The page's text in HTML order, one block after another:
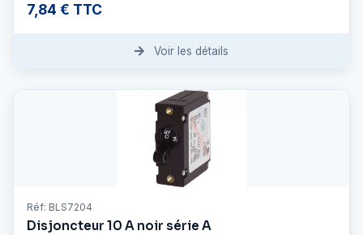
7,84 € TTC
Voir les détails
Réf: BLS7204
Disjoncteur 10 A noir série A